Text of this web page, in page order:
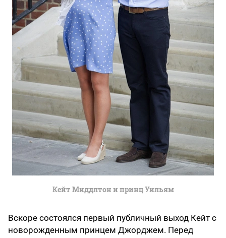
Кейт Миддлтон и принц Уильям
Вскоре состоялся первый публичный выход Кейт с
новорожденным принцем Джорджем. Перед